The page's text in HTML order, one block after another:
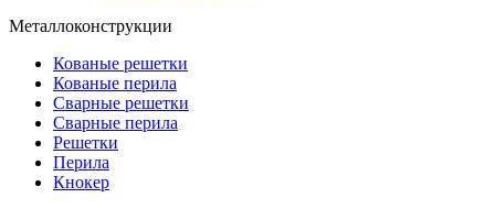
Металлоконструкции
Кованые решетки
Кованые перила
Сварные решетки
Сварные перила
Решетки
Перила
Кнокер